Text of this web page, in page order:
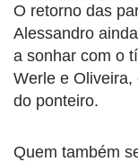
O retorno das
Alessandro
a sonhar com o
Werle e
do ponteiro.
Quem também